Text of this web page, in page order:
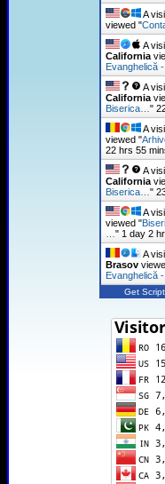
A
viewed "
A
California
Evanghelică -
A
California
Biserica… "
A
viewed "
22 hrs 55
A
California
Biserica… "
A
viewed "
" 1 day 2
A
Brasov
Evanghelică -
Get Script